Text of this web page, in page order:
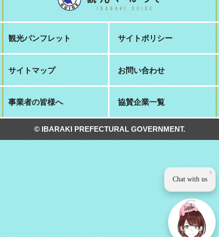
観光パンフレット サイトポリシー
サイトマップ お問い合わせ
事業者の皆様へ 協賛企業一覧
© IBARAKI PREFECTURAL GOVERNMENT.
×
Chat with us